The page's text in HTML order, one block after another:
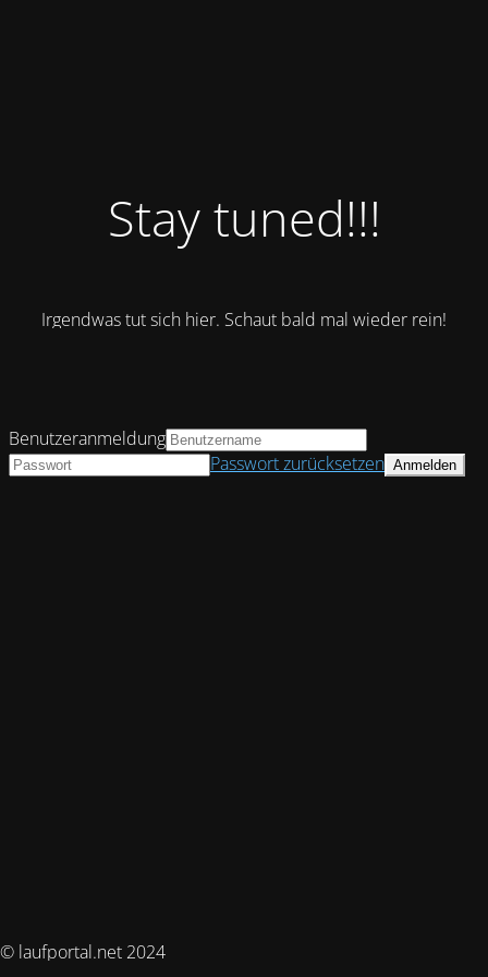
Stay tuned!!!
Irgendwas tut sich hier. Schaut bald mal wieder rein!
© laufportal.net 2024
Benutzeranmeldung
Passwort zurücksetzen